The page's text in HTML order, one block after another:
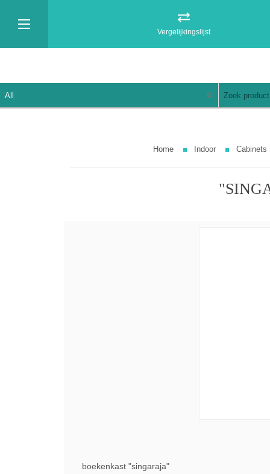
Vergelijkingslijst
Home Indoor Cabinets
boekenkast "singaraja"